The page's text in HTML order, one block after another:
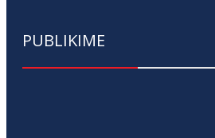
PUBLIKIME